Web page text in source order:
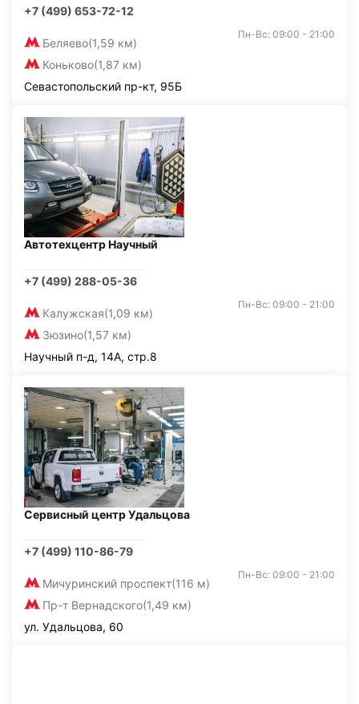
+7 (499) 653-72-12
Беляево(1,59 км)
Коньково(1,87 км)
Пн-Вс: 09:00 - 21:00
Севастопольский пр-кт, 95Б
Автотехцентр Научный
+7 (499) 288-05-36
Калужская(1,09 км)
Зюзино(1,57 км)
Пн-Вс: 09:00 - 21:00
Научный п-д, 14А, стр.8
Сервисный центр Удальцова
+7 (499) 110-86-79
Мичуринский проспект(116 м)
Пр-т Вернадского(1,49 км)
Пн-Вс: 09:00 - 21:00
ул. Удальцова, 60